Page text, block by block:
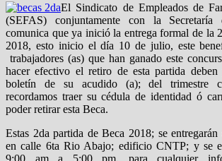
El Sindicato de Empleados de
(SEFAS) conjuntamente con la Secretaría
comunica que ya inició la entrega formal de la
2018, esto inicio el día 10 de julio, este
trabajadores (as) que han ganado este
hacer efectivo el retiro de esta partida deben
boletín de su acudido (a); del trimestre
recordamos traer su cédula de identidad ó
poder retirar esta Beca.
Estas 2da partida de Beca 2018; se
en calle 6ta Rio Abajo; edificio CNTP; y se
9:00 am a 5:00 pm, para cualquier